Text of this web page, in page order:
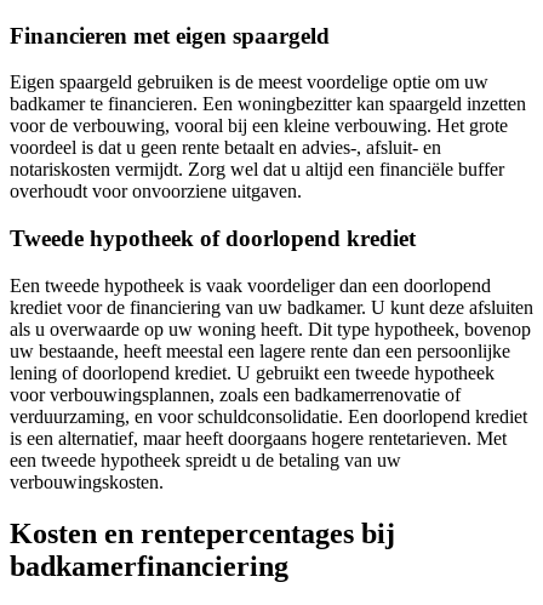
Financieren met eigen spaargeld
Eigen spaargeld gebruiken is de meest voordelige optie om uw
badkamer te financieren. Een woningbezitter kan spaargeld inzetten
voor de verbouwing, vooral bij een kleine verbouwing. Het grote
voordeel is dat u geen rente betaalt en advies-, afsluit- en
notariskosten vermijdt. Zorg wel dat u altijd een financiële buffer
overhoudt voor onvoorziene uitgaven.
Tweede hypotheek of doorlopend krediet
Een tweede hypotheek is vaak voordeliger dan een doorlopend
krediet voor de financiering van uw badkamer. U kunt deze afsluiten
als u overwaarde op uw woning heeft. Dit type hypotheek, bovenop
uw bestaande, heeft meestal een lagere rente dan een persoonlijke
lening of doorlopend krediet. U gebruikt een tweede hypotheek
voor verbouwingsplannen, zoals een badkamerrenovatie of
verduurzaming, en voor schuldconsolidatie. Een doorlopend krediet
is een alternatief, maar heeft doorgaans hogere rentetarieven. Met
een tweede hypotheek spreidt u de betaling van uw
verbouwingskosten.
Kosten en rentepercentages bij
badkamerfinanciering